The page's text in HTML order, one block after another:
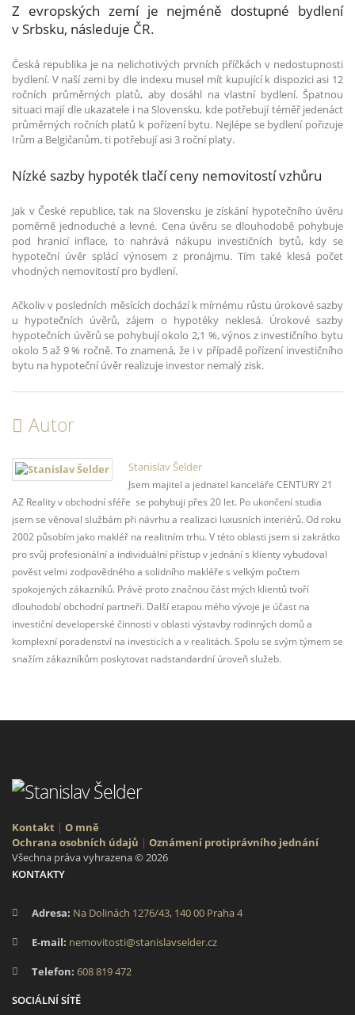
Z evropských zemí je nejméně dostupné bydlení
v Srbsku, následuje ČR.
Česká republika je na nelichotivých prvních příčkách v nedostupnosti
bydlení. V naší zemi by dle indexu musel mít kupující k dispozici asi 12
ročních průměrných platů, aby dosáhl na vlastní bydlení. Špatnou
situaci mají dle ukazatele i na Slovensku, kde potřebují téměř jedenáct
průměrných ročních platů k pořízení bytu. Nejlépe se bydlení pořizuje
Irům a Belgičanům, ti potřebují asi 3 roční platy.
Nízké sazby hypoték tlačí ceny nemovitostí vzhůru
Jak v České republice, tak na Slovensku je získání hypotečního úvěru
poměrně jednoduché a levné. Cena úvěru se dlouhodobě pohybuje
pod hranicí inflace, to nahrává nákupu investičních bytů, kdy se
hypoteční úvěr splácí výnosem z pronájmu. Tím také klesá počet
vhodných nemovitostí pro bydlení.
Ačkoliv v posledních měsících dochází k mírnému růstu úrokové sazby
u hypotečních úvěrů, zájem o hypotéky neklesá. Úrokové sazby
hypotečních úvěrů se pohybují okolo 2,1 %, výnos z investičního bytu
okolo 5 až 9 % ročně. To znamená, že i v případě pořízení investičního
bytu na hypoteční úvěr realizuje investor nemalý zisk.
Autor
Stanislav Šelder
Jsem majitel a jednatel kanceláře CENTURY 21
AZ Reality v obchodní sféře se pohybuji přes 20 let. Po ukončení studia
jsem se věnoval službám při návrhu a realizaci luxusních interiérů. Od roku
2002 působím jako makléř na realitním trhu. V této oblasti jsem si zakrátko
pro svůj profesionální a individuální přístup v jednání s klienty vybudoval
pověst velmi zodpovědného a solidního makléře s velkým počtem
spokojených zákazníků. Právě proto značnou část mých klientů tvoří
dlouhodobí obchodní partneři. Další etapou mého vývoje je účast na
investiční developerské činnosti v oblasti výstavby rodinných domů a
komplexní poradenství na investicích a v realitách. Spolu se svým týmem se
snažím zákazníkům poskytovat nadstandardní úroveň služeb.
Kontakt | O mně
Ochrana osobních údajů | Oznámení protiprávního jednání
Všechna práva vyhrazena © 2026
KONTAKTY
Adresa: Na Dolinách 1276/43, 140 00 Praha 4
E-mail: nemovitosti@stanislavselder.cz
Telefon: 608 819 472
SOCIÁLNÍ SÍTĚ